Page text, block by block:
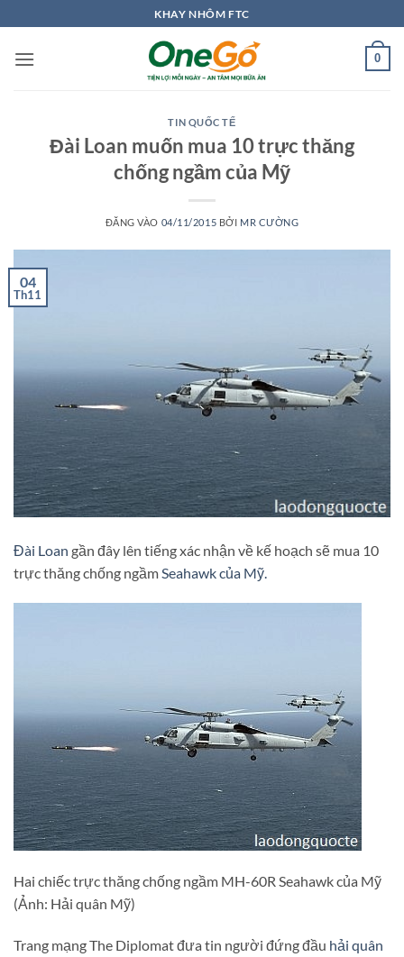
qua
nội
KHAY NHÔM FTC
0
TIN QUỐC TẾ
Đài Loan muốn mua 10 trực thăng
chống ngầm của Mỹ
ĐĂNG VÀO 04/11/2015 BỞI MR CƯỜNG
04
Th11
Đài Loan gần đây lên tiếng xác nhận về kế hoạch sẽ mua 10
trực thăng chống ngầmSeahawk của Mỹ.
Hai chiếc trực thăng chống ngầm MH-60R Seahawk của Mỹ
(Ảnh: Hải quân Mỹ)
Trang mạng The Diplomat đưa tin người đứng đầu hải quân